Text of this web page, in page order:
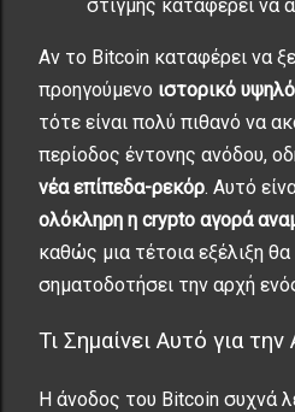
στιγμής καταφέρει να
Αν το Bitcoin καταφέρει να
προηγούμενο ιστορικό
τότε είναι πολύ πιθανό να
περίοδος έντονης ανόδου,
νέα επίπεδα-ρεκόρ. Αυτό
ολόκληρη η crypto αγορά
καθώς μια τέτοια εξέλιξη
σηματοδοτήσει την αρχή
Τι Σημαίνει Αυτό για την
Η άνοδος του Bitcoin συχνά